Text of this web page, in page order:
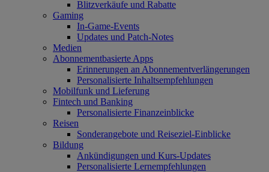
Blitzverkäufe und Rabatte
Gaming
In-Game-Events
Updates und Patch-Notes
Medien
Abonnementbasierte Apps
Erinnerungen an Abonnementverlängerungen
Personalisierte Inhaltsempfehlungen
Mobilfunk und Lieferung
Fintech und Banking
Personalisierte Finanzeinblicke
Reisen
Sonderangebote und Reiseziel-Einblicke
Bildung
Ankündigungen und Kurs-Updates
Personalisierte Lernempfehlungen